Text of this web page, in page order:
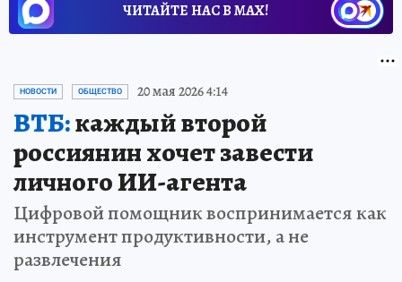
ЧИТАЙТЕ НАС В МАХ!
НОВОСТИ ОБЩЕСТВО 20 мая 2026 4:14
ВТБ:каждый второй
россиянин хочет завести
личного ИИ-агента
Цифровой помощник воспринимается как
инструмент продуктивности, а не
развлечения